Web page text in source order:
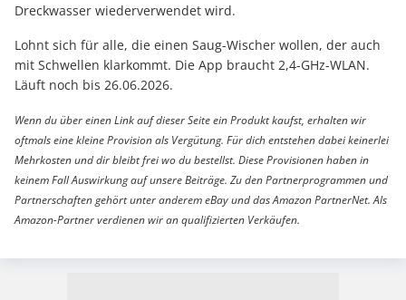
Dreckwasser wiederverwendet wird.
Lohnt sich für alle, die einen Saug-Wischer wollen, der auch
mit Schwellen klarkommt. Die App braucht 2,4-GHz-WLAN.
Läuft noch bis 26.06.2026.
Wenn du über einen Link auf dieser Seite ein Produkt kaufst, erhalten wir
oftmals eine kleine Provision als Vergütung. Für dich entstehen dabei keinerlei
Mehrkosten und dir bleibt frei wo du bestellst. Diese Provisionen haben in
keinem Fall Auswirkung auf unsere Beiträge. Zu den Partnerprogrammen und
Partnerschaften gehört unter anderem eBay und das Amazon PartnerNet. Als
Amazon-Partner verdienen wir an qualifizierten Verkäufen.